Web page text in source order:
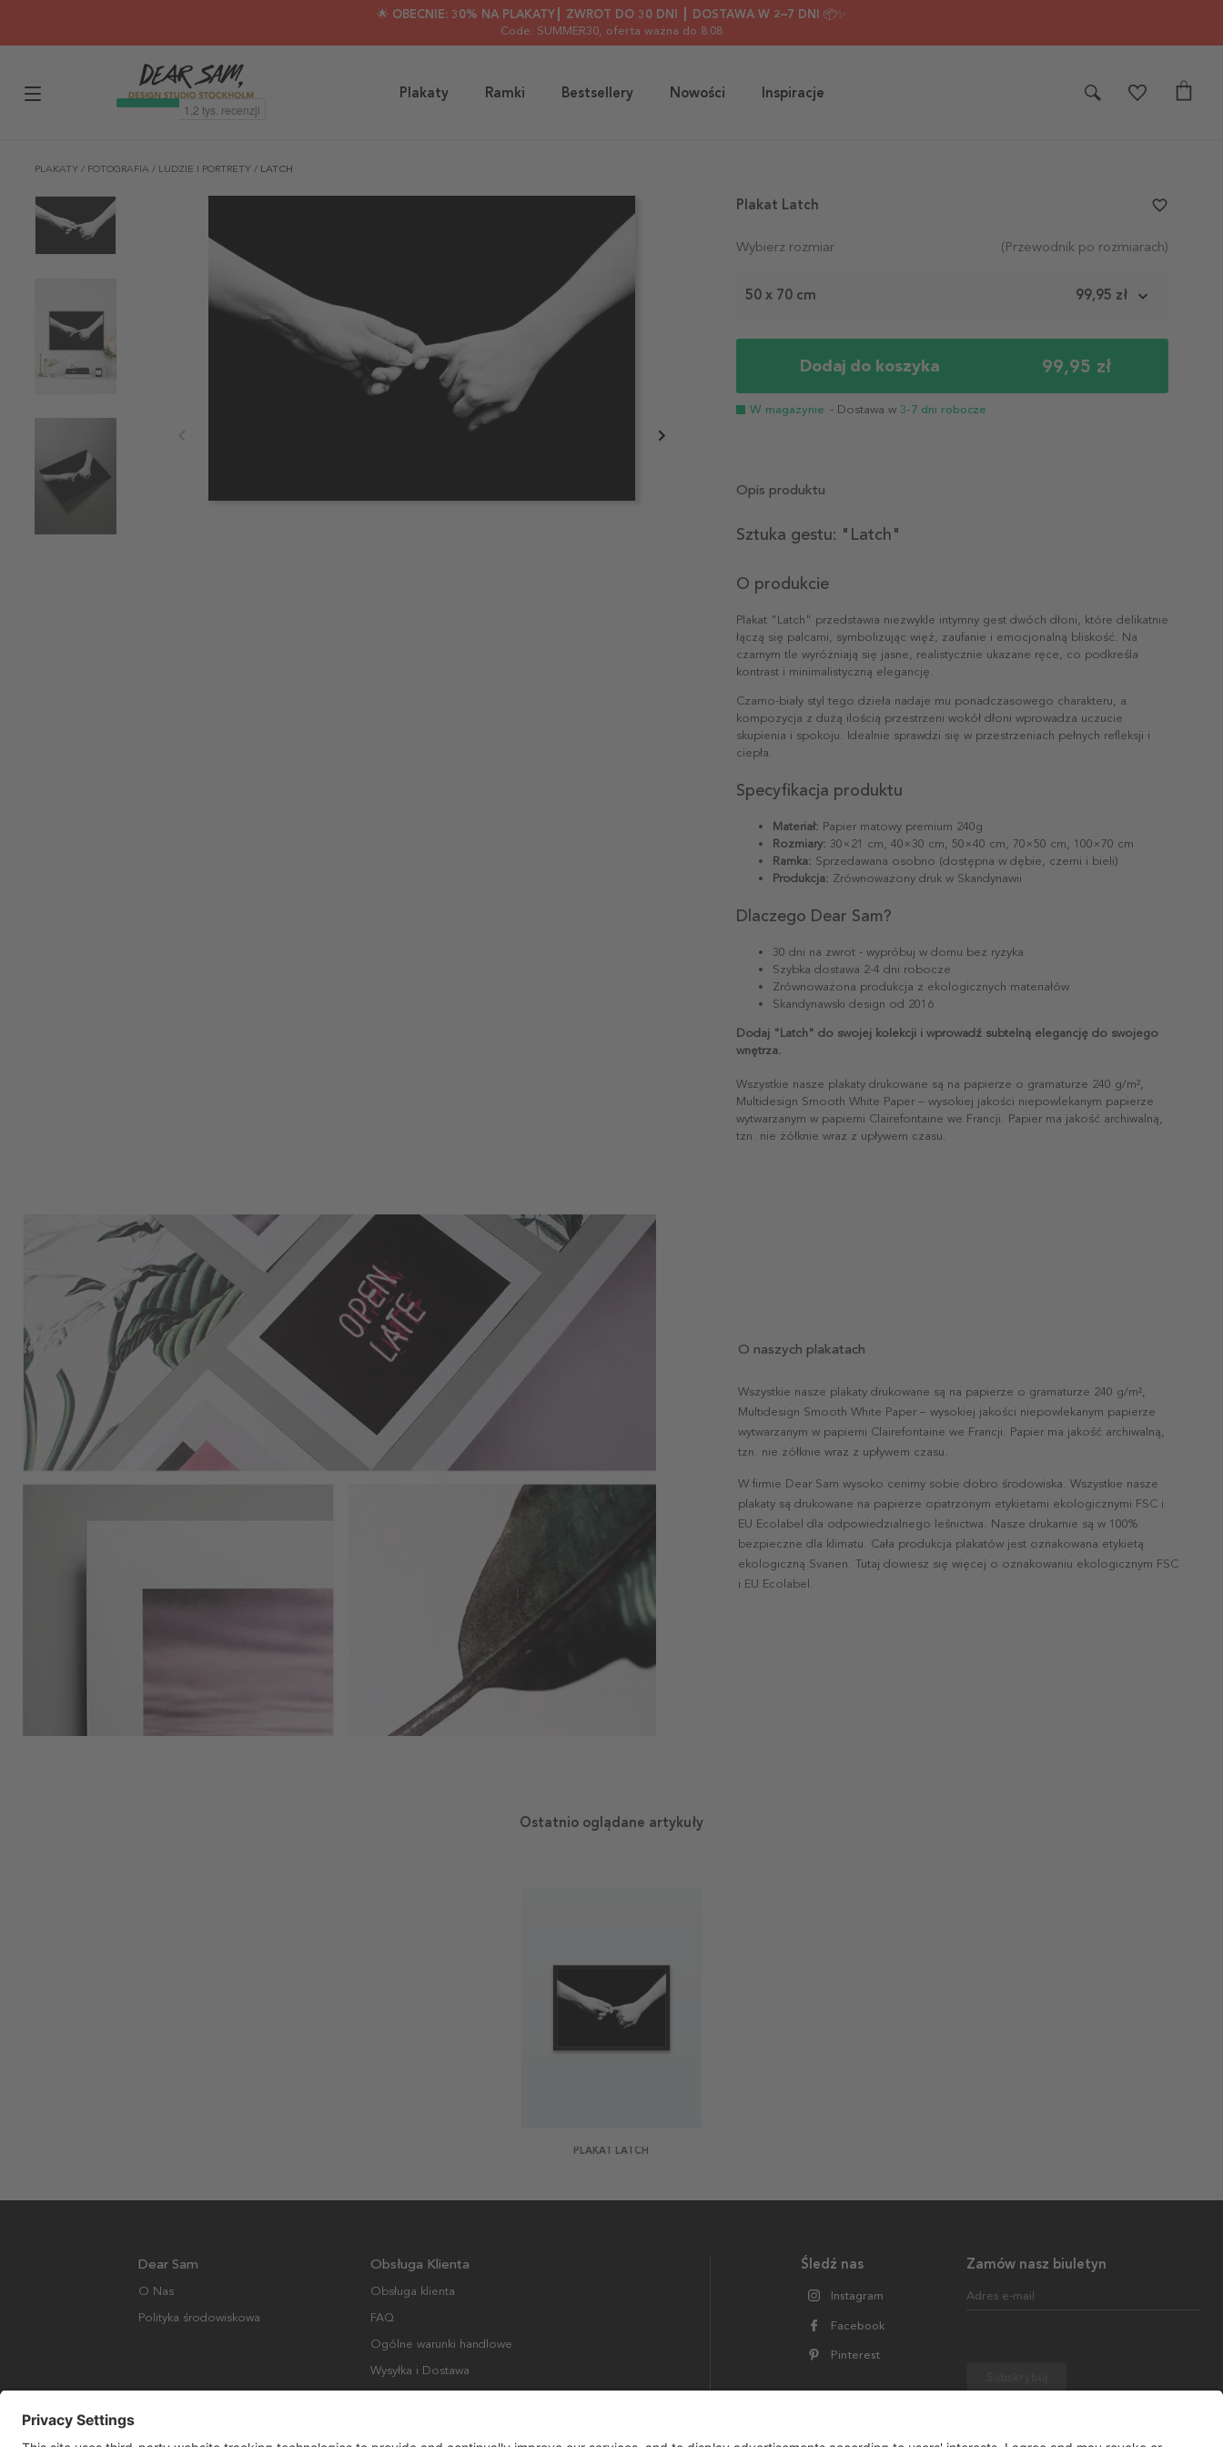
🌟 OBECNIE: 30% NA PLAKATY┃ ZWROT DO 30 DNI ┃ DOSTAWA W 2–7 DNI 📦✨
Code: SUMMER30, oferta ważna do 8.08
Plakaty Ramki Bestsellery Nowości Inspiracje
PLAKATY / FOTOGRAFIA / LUDZIE I PORTRETY / LATCH
Wybierz rozmiar (Przewodnik po rozmiarach)
50 x 70 cm 99,95 zł
Dodaj do koszyka 99,95 zł
W magazynie - Dostawa w 3-7 dni robocze
Plakat Latch favorite_border
Opis produktu
Sztuka gestu: "Latch"
O produkcie
Plakat "Latch" przedstawia niezwykle intymny gest dwóch dłoni, które delikatnie
łączą się palcami, symbolizując więź, zaufanie i emocjonalną bliskość. Na
czarnym tle wyróżniają się jasne, realistycznie ukazane ręce, co podkreśla
kontrast i minimalistyczną elegancję.
Czarno-biały styl tego dzieła nadaje mu ponadczasowego charakteru, a
kompozycja z dużą ilością przestrzeni wokół dłoni wprowadza uczucie
skupienia i spokoju. Idealnie sprawdzi się w przestrzeniach pełnych refleksji i
ciepła.
Specyfikacja produktu
Materiał: Papier matowy premium 240g
Rozmiary: 30×21 cm, 40×30 cm, 50×40 cm, 70×50 cm, 100×70 cm
Ramka: Sprzedawana osobno (dostępna w dębie, czerni i bieli)
Produkcja: Zrównoważony druk w Skandynawii
Dlaczego Dear Sam?
30 dni na zwrot - wypróbuj w domu bez ryzyka
Szybka dostawa 2-4 dni robocze
Zrównoważona produkcja z ekologicznych materiałów
Skandynawski design od 2016
Dodaj "Latch" do swojej kolekcji i wprowadź subtelną elegancję do swojego
wnętrza.
Wszystkie nasze plakaty drukowane są na papierze o gramaturze 240 g/m²,
Multidesign Smooth White Paper – wysokiej jakości niepowlekanym papierze
wytwarzanym w papierni Clairefontaine we Francji. Papier ma jakość archiwalną,
tzn. nie żółknie wraz z upływem czasu.
O naszych plakatach
Wszystkie nasze plakaty drukowane są na papierze o gramaturze 240 g/m²,
Multidesign Smooth White Paper – wysokiej jakości niepowlekanym papierze
wytwarzanym w papierni Clairefontaine we Francji. Papier ma jakość archiwalną,
tzn. nie żółknie wraz z upływem czasu.
W firmie Dear Sam wysoko cenimy sobie dobro środowiska. Wszystkie nasze
plakaty są drukowane na papierze opatrzonym etykietami ekologicznymi FSC i
EU Ecolabel dla odpowiedzialnego leśnictwa. Nasze drukarnie są w 100%
bezpieczne dla klimatu. Cała produkcja plakatów jest oznakowana etykietą
ekologiczną Svanen. Tutaj dowiesz się więcej o oznakowaniu ekologicznym FSC
i EU Ecolabel.
Ostatnio oglądane artykuły
PLAKAT LATCH
Zamów nasz biuletyn
Adres e-mail
Śledź nas
Instagram
Facebook
Pinterest
Dear Sam
O Nas
Polityka środowiskowa
Obsługa Klienta
Obsługa klienta
FAQ
Ogólne warunki handlowe
Wysyłka i Dostawa